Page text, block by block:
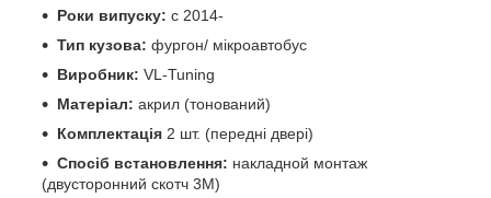
Роки випуску: с 2014-
Тип кузова: фургон/ мікроавтобус
Виробник: VL-Tuning
Матеріал: акрил (тонований)
Комплектація 2 шт. (передні двері)
Спосіб встановлення: накладной монтаж
(двусторонний скотч 3M)